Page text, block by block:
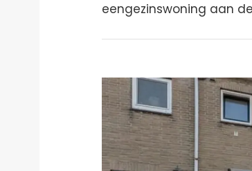
eengezinswoning aan